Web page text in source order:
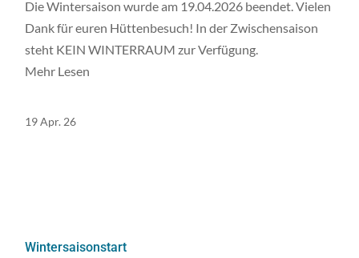
Die Wintersaison wurde am 19.04.2026 beendet. Vielen
Dank für euren Hüttenbesuch! In der Zwischensaison
steht KEIN WINTERRAUM zur Verfügung.
Mehr Lesen
19 Apr. 26
Wintersaisonstart